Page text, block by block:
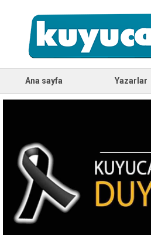
Ana sayfa Yazarlar